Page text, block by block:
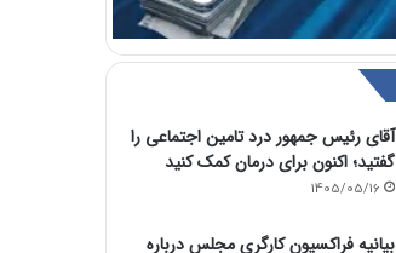
آقای رئیس جمهور درد تامین اجتماعی را
گفتید؛ اکنون برای درمان کمک کنید
1405/05/16
بیانیه فراکسیون کارگری مجلس درباره